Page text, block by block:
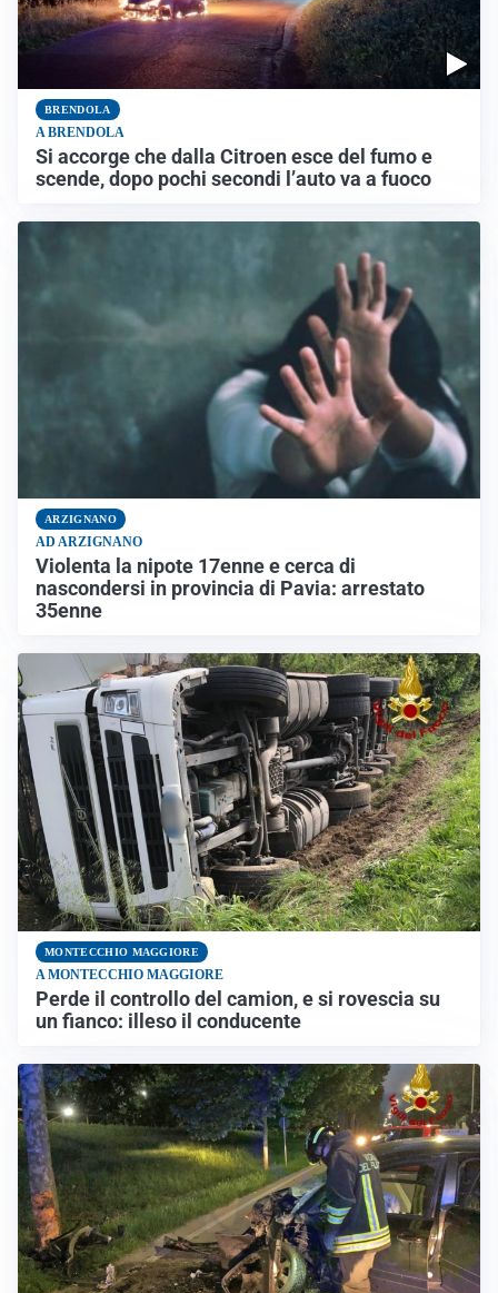
BRENDOLA
A BRENDOLA
Si accorge che dalla Citroen esce del fumo e
scende, dopo pochi secondi l’auto va a fuoco
ARZIGNANO
AD ARZIGNANO
Violenta la nipote 17enne e cerca di
nascondersi in provincia di Pavia: arrestato
35enne
MONTECCHIO MAGGIORE
A MONTECCHIO MAGGIORE
Perde il controllo del camion, e si rovescia su
un fianco: illeso il conducente